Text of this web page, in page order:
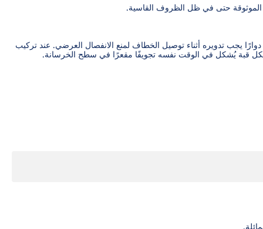
يجب تدويره أثناء توصيل الخطاف لمنع الانفصال العرضي. عند تركيب
قبة يُشكل في الوقت نفسه تجويفًا مقعرًا في سطح الخرسانة.